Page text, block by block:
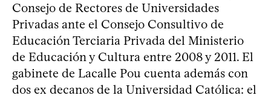
Consejo de Rectores de Universidades
Privadas ante el Consejo Consultivo de
Educación Terciaria Privada del Ministerio
de Educación y Cultura entre 2008 y 2011. El
gabinete de Lacalle Pou cuenta además con
dos ex decanos de la Universidad Católica: el